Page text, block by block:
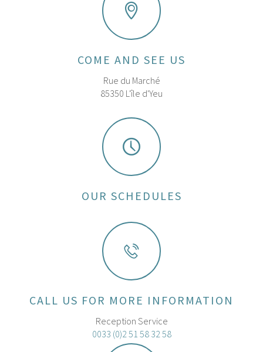
COME AND SEE US
Rue du Marché
85350 L'île d'Yeu
OUR SCHEDULES
CALL US FOR MORE INFORMATION
Reception Service
0033 (0)2 51 58 32 58